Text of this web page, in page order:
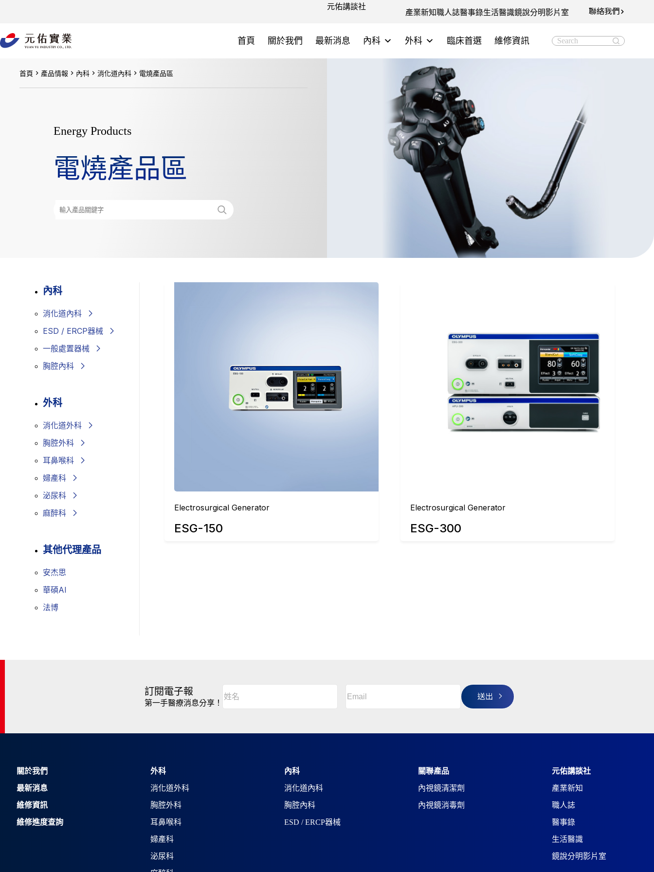
要
元佑講談社
產業新知職人誌醫事錄生活醫識鏡說分明影片室 聯絡我們
首頁 關於我們 最新消息 內科 外科 臨床首選 維修資訊 Search
首頁 產品情報 內科 消化道內科 電燒產品區
Energy Products
電燒產品區
搜
Electrosurgical Generator
ESG-150
Electrosurgical Generator
ESG-300
內科
消化道內科
ESD / ERCP器械
一般處置器械
胸腔內科
外科
消化道外科
胸腔外科
耳鼻喉科
婦產科
泌尿科
麻醉科
其他代理產品
安杰思
華碩AI
法博
訂閱電子報
第一手醫療消息分享！
名
(Required)
A
r
關於我們
最新消息
維修資訊
維修進度查詢
外科
消化道外科
胸腔外科
耳鼻喉科
婦產科
泌尿科
內科
消化道內科
胸腔內科
ESD / ERCP器械
關聯產品
內視鏡清潔劑
內視鏡消毒劑
元佑講談社
產業新知
職人誌
醫事錄
生活醫識
鏡說分明影片室